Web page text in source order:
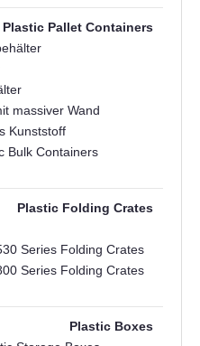
Plastic Pallet Containers
massiver Wand
Kunststoff
Bulk Containers
Plastic Folding Crates
Series Folding Crates
Series Folding Crates
Plastic Boxes